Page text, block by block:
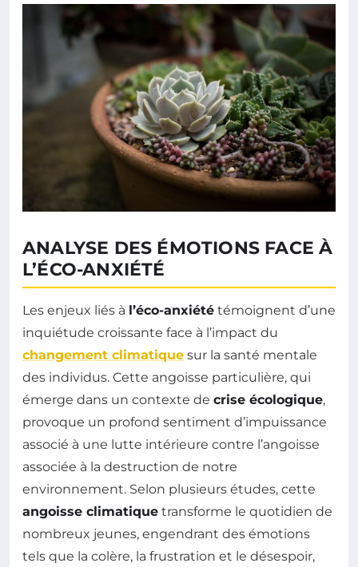
ANALYSE DES ÉMOTIONS FACE À
L’ÉCO-ANXIÉTÉ
Les enjeux liés à l’éco-anxiété témoignent d’une
inquiétude croissante face à l’impact du
changement climatique sur la santé mentale
des individus. Cette angoisse particulière, qui
émerge dans un contexte de crise écologique,
provoque un profond sentiment d’impuissance
associé à une lutte intérieure contre l’angoisse
associée à la destruction de notre
environnement. Selon plusieurs études, cette
angoisse climatique transforme le quotidien de
nombreux jeunes, engendrant des émotions
tels que la colère, la frustration et le désespoir,